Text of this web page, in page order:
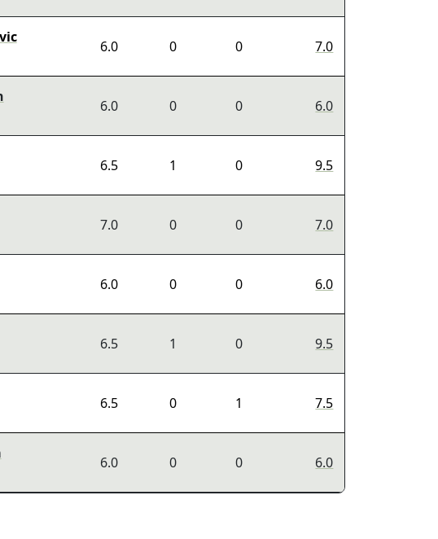
6.0 0 0 7.0
6.0 0 0 6.0
6.5 1 0 9.5
7.0 0 0 7.0
6.0 0 0 6.0
6.5 1 0 9.5
6.5 0 1 7.5
6.0 0 0 6.0